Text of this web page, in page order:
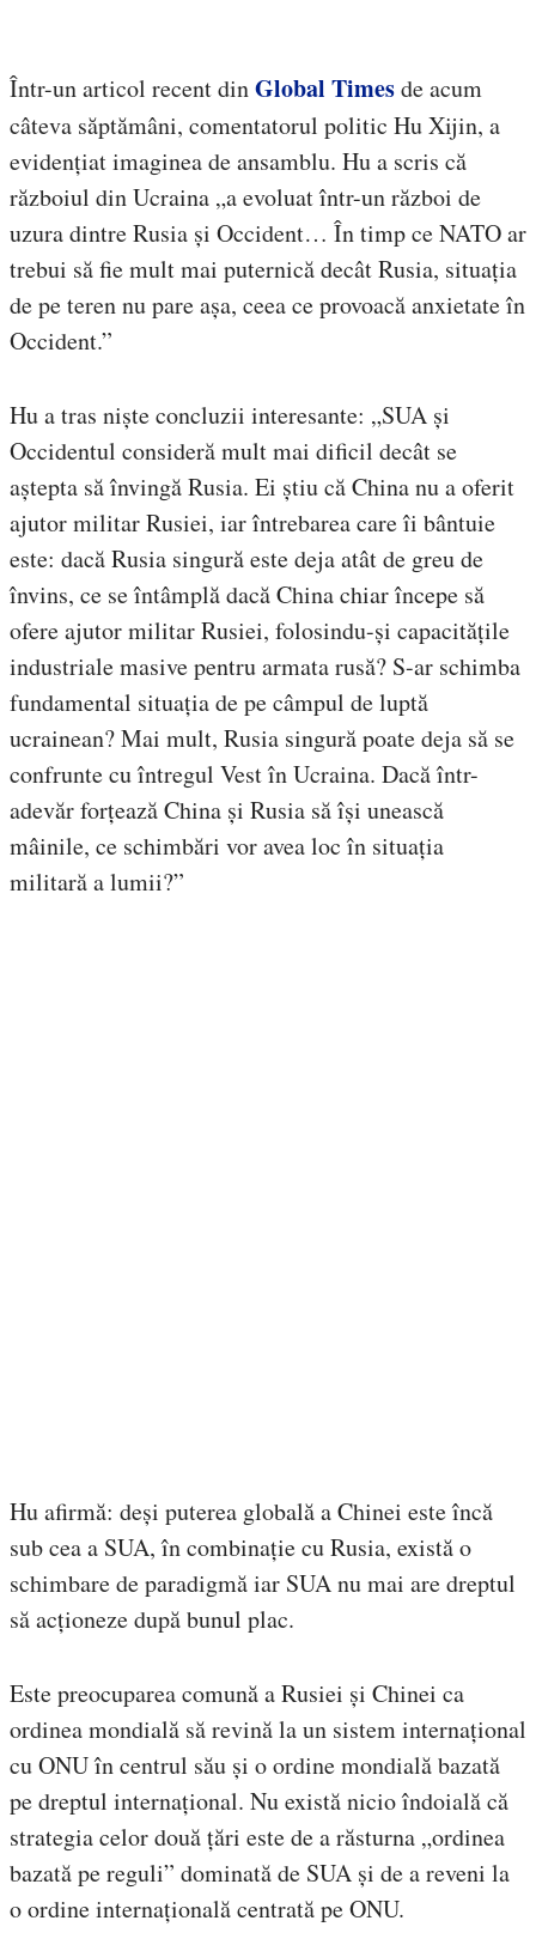
Într-un articol recent dinGlobal Timesde acum
câteva săptămâni, comentatorul politic Hu Xijin, a
evidențiat imaginea de ansamblu. Hu a scris că
războiul din Ucraina „a evoluat într-un război de
uzura dintre Rusia și Occident… În timp ce NATO ar
trebui să fie mult mai puternică decât Rusia, situația
de pe teren nu pare așa, ceea ce provoacă anxietate în
Occident.”
Hu a tras niște concluzii interesante: „SUA și
Occidentul consideră mult mai dificil decât se
aștepta să învingă Rusia. Ei știu că China nu a oferit
ajutor militar Rusiei, iar întrebarea care îi bântuie
este: dacă Rusia singură este deja atât de greu de
învins, ce se întâmplă dacă China chiar începe să
ofere ajutor militar Rusiei, folosindu-și capacitățile
industriale masive pentru armata rusă? S-ar schimba
fundamental situația de pe câmpul de luptă
ucrainean? Mai mult, Rusia singură poate deja să se
confrunte cu întregul Vest în Ucraina. Dacă într-
adevăr forțează China și Rusia să își unească
mâinile, ce schimbări vor avea loc în situația
militară a lumii?”
Hu afirmă: deși puterea globală a Chinei este încă
sub cea a SUA, în combinație cu Rusia, există o
schimbare de paradigmă iar SUA nu mai are dreptul
să acționeze după bunul plac.
Este preocuparea comună a Rusiei și Chinei ca
ordinea mondială să revină la un sistem internațional
cu ONU în centrul său și o ordine mondială bazată
pe dreptul internațional. Nu există nicio îndoială că
strategia celor două țări este de a răsturna „ordinea
bazată pe reguli” dominată de SUA și de a reveni la
o ordine internațională centrată pe ONU.